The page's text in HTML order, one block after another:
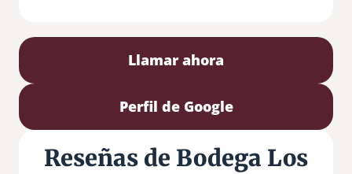
Llamar ahora
Perfil de Google
Reseñas de Bodega Los